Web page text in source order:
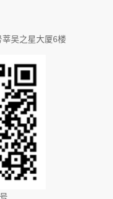
吴之星大厦6楼